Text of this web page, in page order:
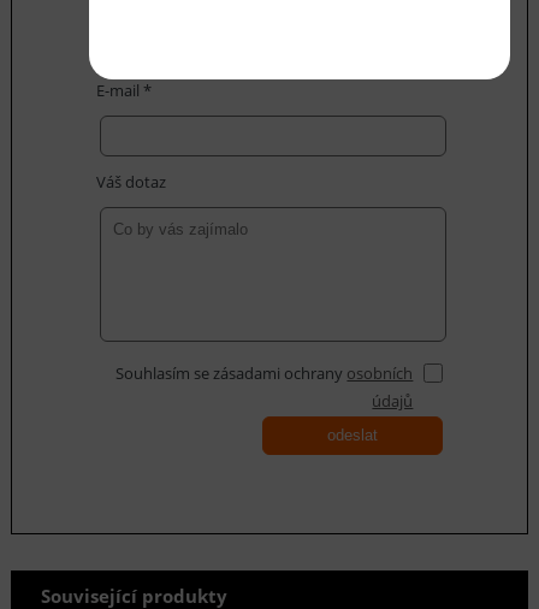
E-mail *
Váš dotaz
Souhlasím se zásadami ochrany osobních
údajů
odeslat
Související produkty